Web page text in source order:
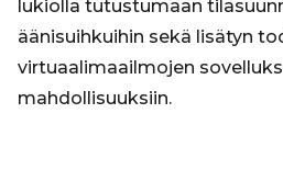
lukiolla tutustumaan
äänisuihkuihin sekä lisätyn
virtuaalimaailmojen
mahdollisuuksiin.